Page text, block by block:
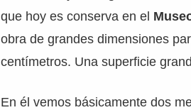
que hoy es conserva en el
obra de grandes dimensiones
centímetros. Una superficie
En él vemos básicamente dos